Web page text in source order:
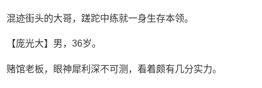
混迹街头的大哥，蹉跎中练就一身生存本领。
【庞光大】男，36岁。
赌馆老板，眼神犀利深不可测，看着颇有几分实力。